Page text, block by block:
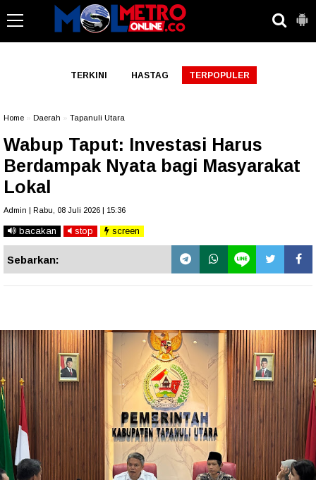
TERKINI HASTAG TERPOPULER
Home Daerah Tapanuli Utara
Wabup Taput: Investasi Harus
Berdampak Nyata bagi Masyarakat
Lokal
Admin | Rabu, 08 Juli 2026 | 15:36
bacakan stop screen
Sebarkan: